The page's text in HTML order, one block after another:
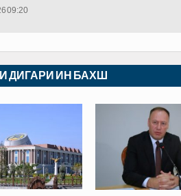
09:20
ДИГАРИ ИН БАХШ